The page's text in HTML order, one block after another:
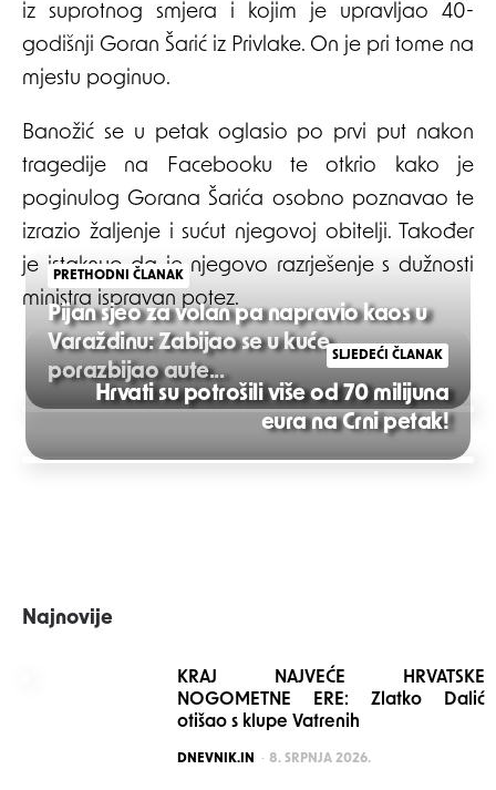
iz suprotnog smjera i kojim je upravljao 40-
godišnji Goran Šarić iz Privlake. On je pri tome na
mjestu poginuo.
Banožić se u petak oglasio po prvi put nakon
tragedije na Facebooku te otkrio kako je
poginulog Gorana Šarića osobno poznavao te
izrazio žaljenje i sućut njegovoj obitelji. Također
je istaknuo da je njegovo razrješenje s dužnosti
ministra ispravan potez.
Post
navigation
PRETHODNI ČLANAK
Pijan sjeo za volan pa napravio kaos u
Varaždinu: Zabijao se u kuće,
porazbijao aute...
SLJEDEĆI ČLANAK
Hrvati su potrošili više od 70 milijuna
eura na Crni petak!
Najnovije
KRAJ NAJVEĆE HRVATSKE
NOGOMETNE ERE: Zlatko Dalić
otišao s klupe Vatrenih
POSTED
DNEVNIK.IN 8. SRPNJA 2026.